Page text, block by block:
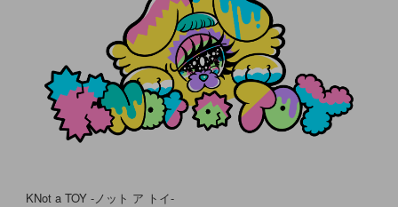
KNot a TOY -ノット ア トイ-